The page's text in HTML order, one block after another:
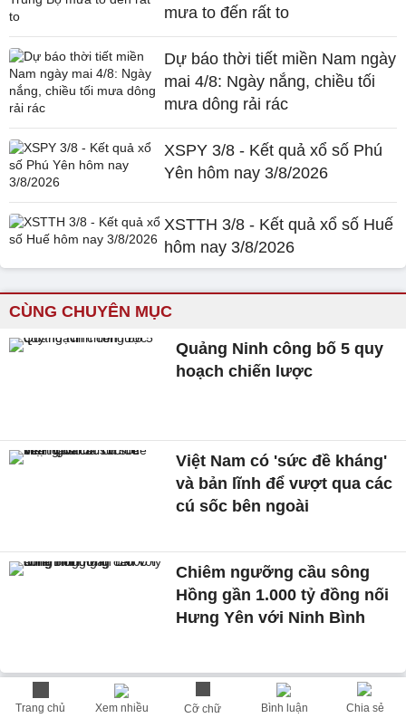
Trang chủ Xem nhiều Cỡ chữ Bình luận Chia sẻ
mưa to đến rất to
Dự báo thời tiết miền Nam ngày
mai 4/8: Ngày nắng, chiều tối
mưa dông rải rác
XSPY 3/8 - Kết quả xổ số Phú
Yên hôm nay 3/8/2026
XSTTH 3/8 - Kết quả xổ số Huế
hôm nay 3/8/2026
CÙNG CHUYÊN MỤC
Quảng Ninh công bố 5 quy
hoạch chiến lược
Việt Nam có 'sức đề kháng'
và bản lĩnh để vượt qua các
cú sốc bên ngoài
Chiêm ngưỡng cầu sông
Hồng gần 1.000 tỷ đồng nối
Hưng Yên với Ninh Bình
TIN MỚI